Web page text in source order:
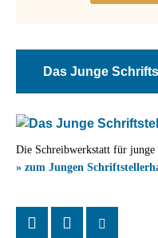
Das Junge
Die Schreibwerkstatt für junge
» zum Jungen